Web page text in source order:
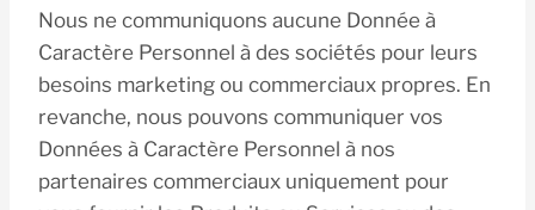
Nous ne communiquons aucune Donnée à
Caractère Personnel à des sociétés pour leurs
besoins marketing ou commerciaux propres. En
revanche, nous pouvons communiquer vos
Données à Caractère Personnel à nos
partenaires commerciaux uniquement pour